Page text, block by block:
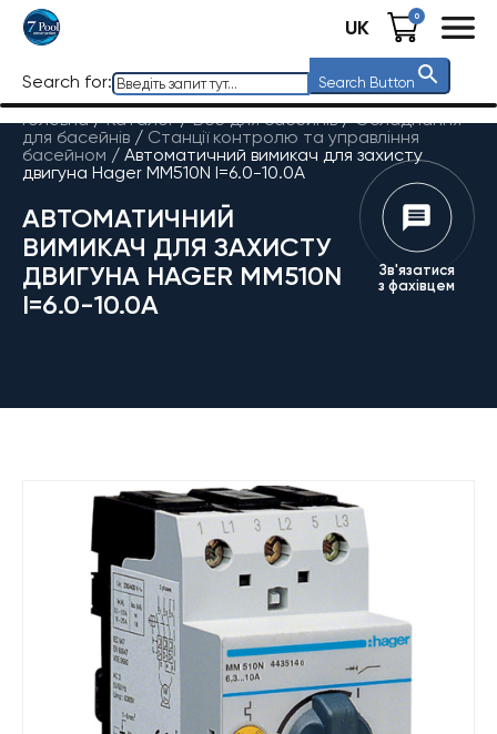
UK 0
Search for: Search Button
Головна / Каталог/Все для басейнів/Обладнання
для басейнів / Станції контролю та управління
басейном / Автоматичний вимикач для захисту
двигуна Hager MM510N I=6.0-10.0А
АВТОМАТИЧНИЙ
ВИМИКАЧ ДЛЯ ЗАХИСТУ
ДВИГУНА HAGER MM510N
I=6.0-10.0А
Зв'язатися
з фахівцем